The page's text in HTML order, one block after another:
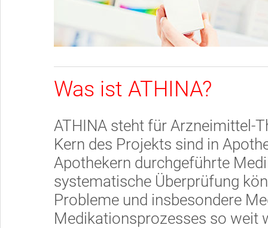
Was ist ATHINA?
ATHINA steht für Arzneimittel-
Kern des Projekts sind in
Apothekern durchgeführte
systematische Überprüfung
Probleme und insbesondere
Medikationsprozesses so weit